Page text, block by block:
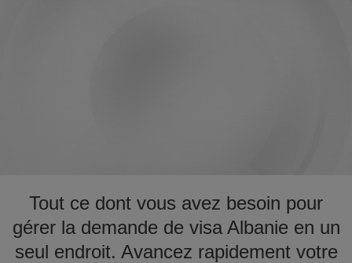
Tout ce dont vous avez besoin pour
gérer la demande de visa Albanie en un
seul endroit. Avancez rapidement votre